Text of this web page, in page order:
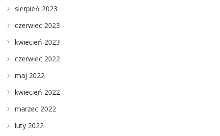
sierpień 2023
czerwiec 2023
kwiecień 2023
czerwiec 2022
maj 2022
kwiecień 2022
marzec 2022
luty 2022